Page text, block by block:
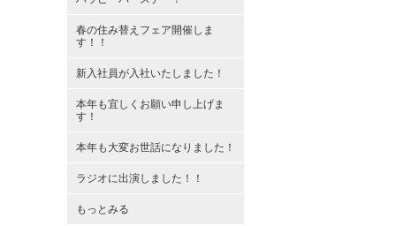
春の住み替えフェア開催しま
す！！
新入社員が入社いたしました！
本年も宜しくお願い申し上げま
す！
本年も大変お世話になりました！
ラジオに出演しました！！
もっとみる